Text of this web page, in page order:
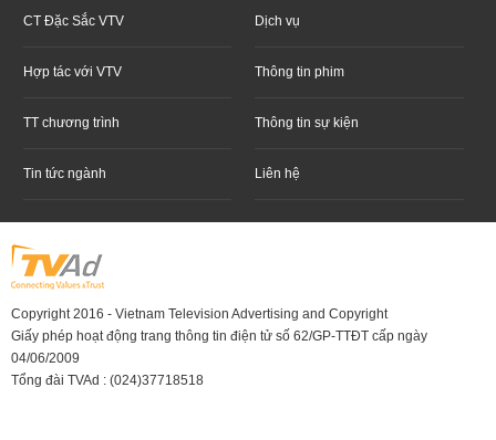
CT Đặc Sắc VTV Dịch vụ
Hợp tác với VTV Thông tin phim
TT chương trình Thông tin sự kiện
Tin tức ngành Liên hệ
Copyright 2016 - Vietnam Television Advertising and Copyright
Giấy phép hoạt động trang thông tin điện tử số 62/GP-TTĐT cấp ngày
04/06/2009
Tổng đài TVAd : (024)37718518